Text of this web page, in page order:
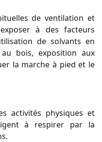
de ventilation et
à des facteurs
de solvants en
au bois, exposition aux
la marche à pied et le
activités physiques et
à respirer par la